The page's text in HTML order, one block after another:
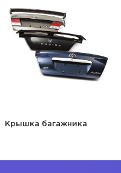
Крышка багажника